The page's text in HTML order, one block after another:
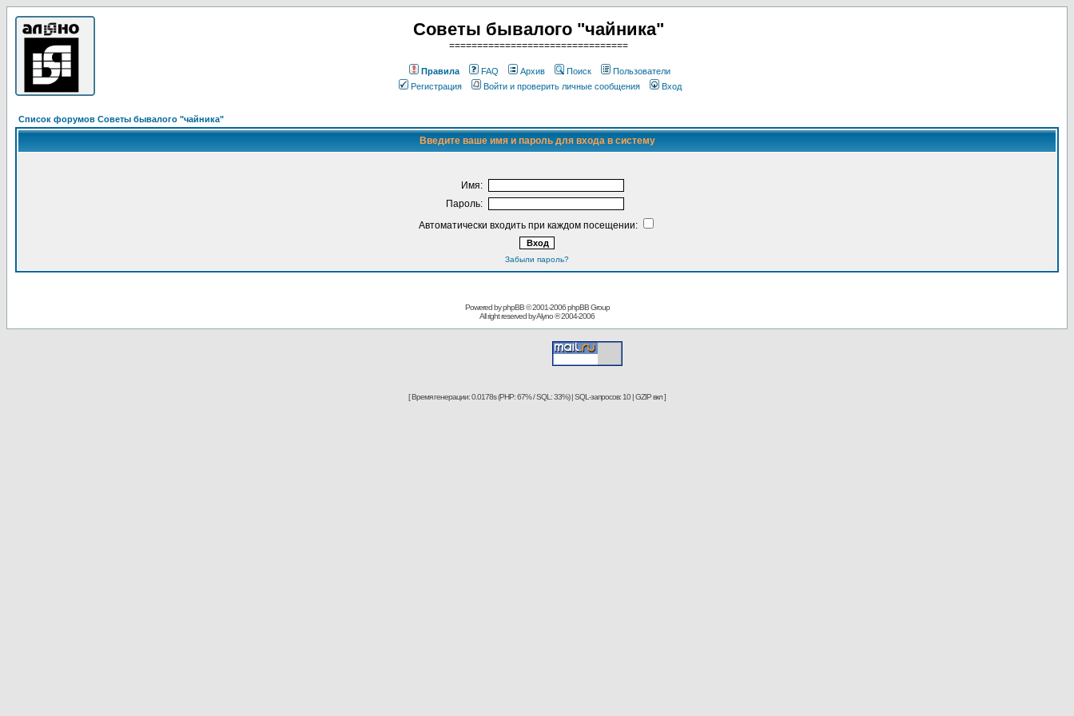
Советы бывалого "чайника"
================================
Правила FAQ Архив Поиск
Пользователи
Регистрация
Войти и проверить личные сообщения Вход
Список форумов Советы бывалого "чайника"
Введите ваше имя и пароль для входа в систему
Имя:
Пароль:
Автоматически входить при каждом посещении:
Забыли пароль?
Powered by phpBB © 2001-2006phpBB Group
All right reserved byAlyno® 2004-2006
[ Время генерации: 0.0178s (PHP: 67% / SQL: 33%) | SQL-запросов: 10 | GZIP вкл ]